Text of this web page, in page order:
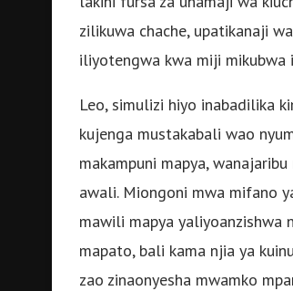
zilikuwa chache, upatikanaji
iliyotengwa kwa miji mikubwa
Leo, simulizi hiyo inabadilika
kujenga mustakabali wao
makampuni mapya,
awali. Miongoni mwa mifano
mawili mapya yaliyoanzishwa
mapato, bali kama njia ya
zao zinaonyesha mwamko